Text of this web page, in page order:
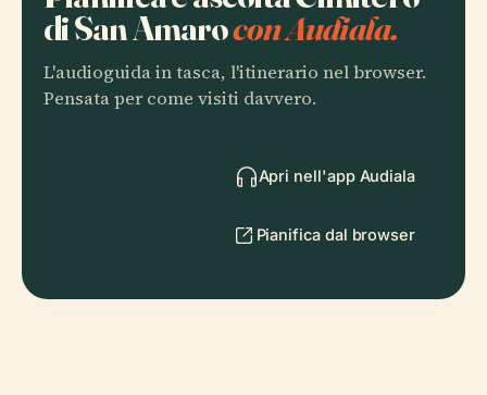
di San Amarocon Audiala.
L'audioguida in tasca, l'itinerario nel browser.
Pensata per come visiti davvero.
Apri nell'app Audiala
Pianifica dal browser